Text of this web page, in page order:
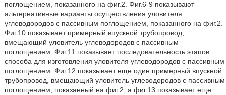
поглощением, показанного на фиг.2. Фиг.6-9 показывают
альтернативные варианты осуществления уловителя
углеводородов с пассивным поглощением, показанного на фиг.2.
Фиг.10 показывает примерный впускной трубопровод,
вмещающий уловитель углеводородов с пассивным
поглощением. Фиг.11 показывает последовательность этапов
способа для изготовления уловителя углеводородов с пассивным
поглощением. Фиг.12 показывает еще один примерный впускной
трубопровод, вмещающий уловитель углеводородов с пассивным
поглощением, показанный на фиг.2, а фиг.13 показывает еще